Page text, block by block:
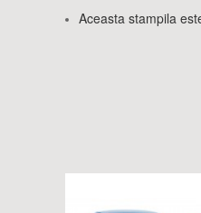
Aceasta stampila